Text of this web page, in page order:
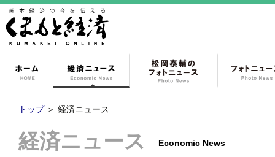
経済ニュース
トップ ＞ 経済ニュース
経済ニュース Economic News